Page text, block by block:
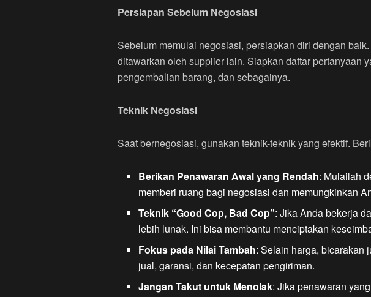
Persiapan Sebelum Negosiasi
Sebelum memulai negosiasi, persiapkan diri dengan
ditawarkan oleh supplier lain. Siapkan daftar pertanyaan
pengembalian barang, dan sebagainya.
Teknik Negosiasi
Saat bernegosiasi, gunakan teknik-teknik yang efektif.
Berikan Penawaran Awal yang Rendah: Mulailah
memberi ruang bagi negosiasi dan memungkinkan
Teknik “Good Cop, Bad Cop”: Jika Anda bekerja
lebih lunak. Ini bisa membantu menciptakan
Fokus pada Nilai Tambah: Selain harga, bicarakan
jual, garansi, dan kecepatan pengiriman.
Jangan Takut untuk Menolak: Jika penawaran